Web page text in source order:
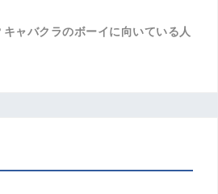
ャバクラのボーイに向いている人